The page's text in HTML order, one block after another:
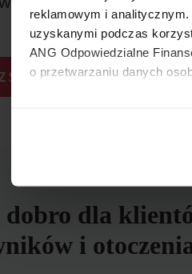
reklamowym i
uzyskanymi podczas
ANG Odpowiedzialne
o przetwarzaniu danych
w swoje ustawienia oraz
SIĘ WIĘCEJ
dobro dla
i